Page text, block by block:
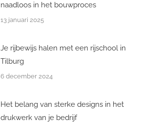
naadloos in het bouwproces
13 januari 2025
Je rijbewijs halen met een rijschool in
Tilburg
6 december 2024
Het belang van sterke designs in het
drukwerk van je bedrijf